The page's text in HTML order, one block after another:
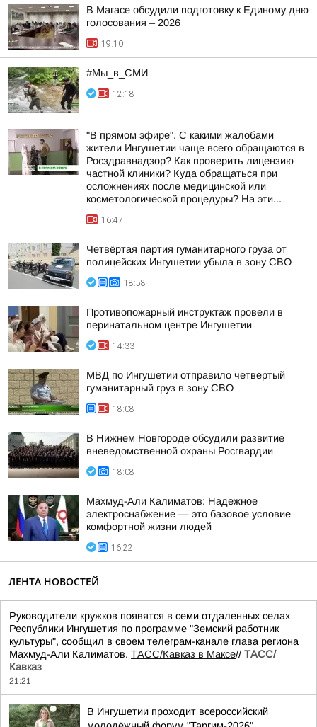
В Магасе обсудили подготовку к Единому дню
голосования – 2026
19:10
#Мы_в_СМИ
12:18
"В прямом эфире". С какими жалобами
жители Ингушетии чаще всего обращаются в
Росздравнадзор? Как проверить лицензию
частной клиники? Куда обращаться при
осложнениях после медицинской или
косметологической процедуры? На эти...
16:47
Четвёртая партия гуманитарного груза от
полицейских Ингушетии убыла в зону СВО
18:58
Противопожарный инструктаж провели в
перинатальном центре Ингушетии
14:33
МВД по Ингушетии отправило четвёртый
гуманитарный груз в зону СВО
18:08
В Нижнем Новгороде обсудили развитие
вневедомственной охраны Росгвардии
18:08
Махмуд-Али Калиматов: Надежное
электроснабжение — это базовое условие
комфортной жизни людей
16:22
ЛЕНТА НОВОСТЕЙ
Руководители кружков появятся в семи отдаленных селах
Республики Ингушетия по программе "Земский работник
культуры", сообщил в своем телеграм-канале глава региона
Махмуд-Али Калиматов. ТАСС/Кавказ в Максе// ТАСС/
Кавказ
21:21
В Ингушетии проходит всероссийский